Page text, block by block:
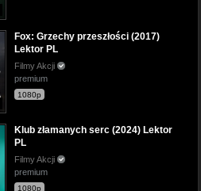
Fox: Grzechy przeszłości (2017)
Lektor PL
Filmy Akcji
premium
1080p
Klub złamanych serc (2024) Lektor
PL
Filmy Akcji
premium
1080p